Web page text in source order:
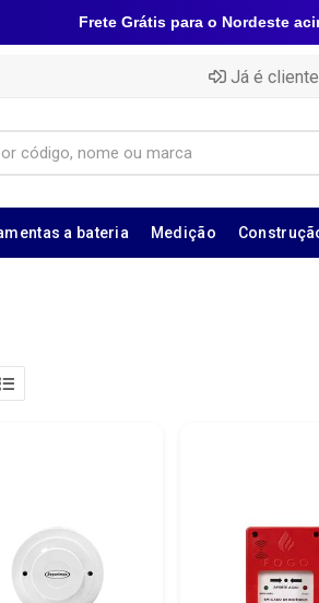
Já é
Frete Grátis para o Nordeste
a bateria Medição